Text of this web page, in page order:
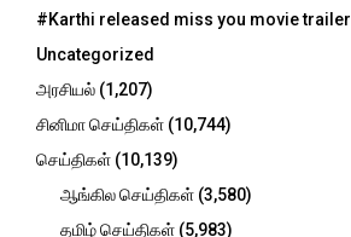
o
:
#Karthi released miss you movie trailer
Uncategorized
அரசியல் (1,207)
சினிமா செய்திகள் (10,744)
செய்திகள் (10,139)
ஆங்கில செய்திகள் (3,580)
தமிழ் செய்திகள் (5,983)